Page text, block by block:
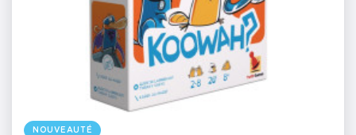
NOUVEAUTÉ